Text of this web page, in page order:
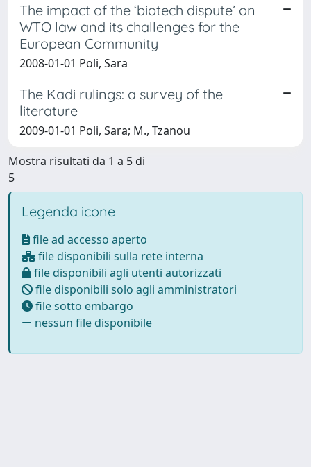
The impact of the ‘biotech dispute’ on
WTO law and its challenges for the
European Community
2008-01-01 Poli, Sara
The Kadi rulings: a survey of the
literature
2009-01-01 Poli, Sara; M., Tzanou
Mostra risultati da 1 a 5 di
5
Legenda icone
file ad accesso aperto
file disponibili sulla rete interna
file disponibili agli utenti autorizzati
file disponibili solo agli amministratori
file sotto embargo
nessun file disponibile